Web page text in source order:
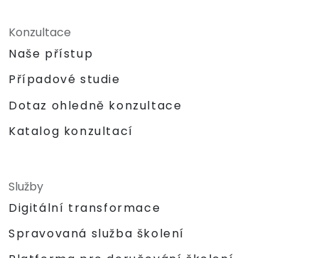
Konzultace
Naše přístup
Případové studie
Dotaz ohledně konzultace
Katalog konzultací
Služby
Digitální transformace
Spravovaná služba školení